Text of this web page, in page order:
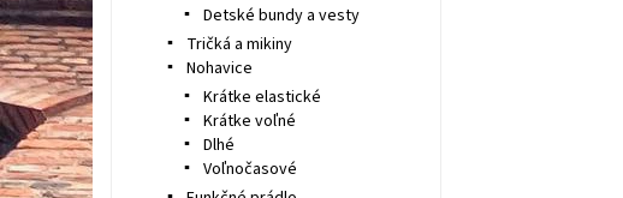
Detské bundy a vesty
Tričká a mikiny
Nohavice
Krátke elastické
Krátke voľné
Dlhé
Voľnočasové